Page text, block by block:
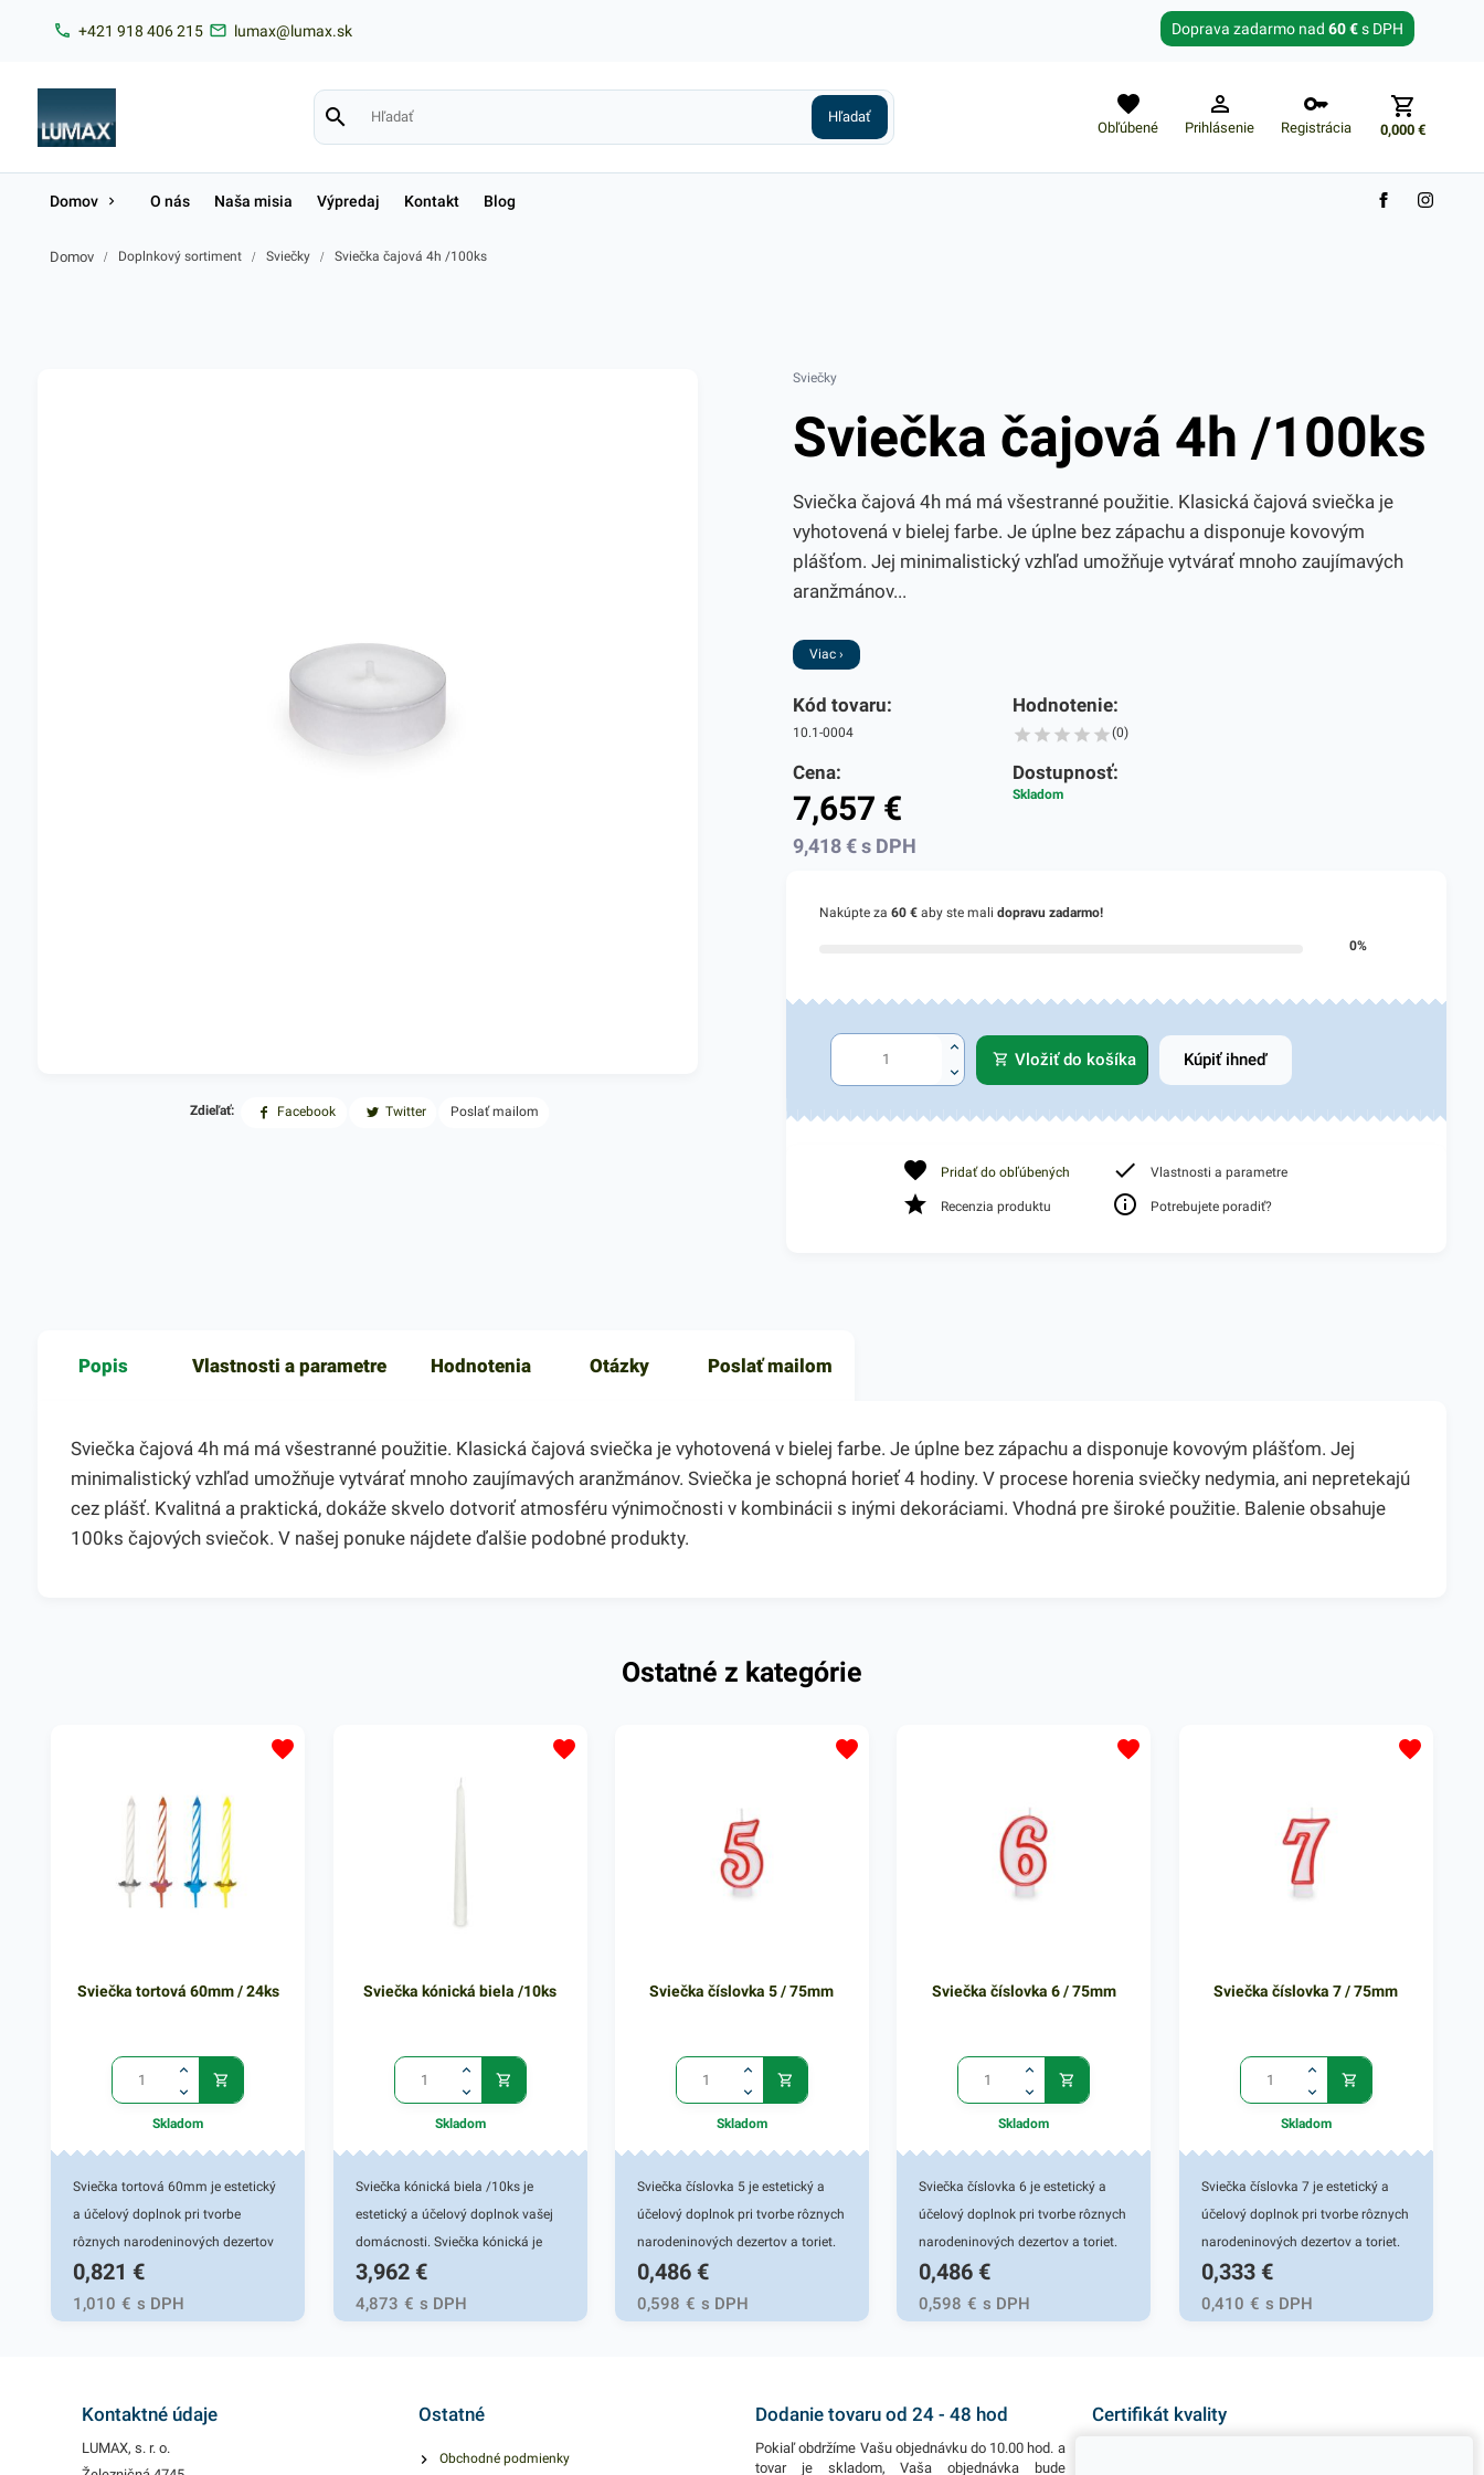
+421 918 406 215 lumax@lumax.sk Doprava zadarmo nad 60 €s DPH
Obľúbené Prihlásenie Registrácia 0,000€
Zabudnuté heslo?
Domov O nás Naša misia Výpredaj Kontakt Blog
Domov / Doplnkový sortiment / Sviečky / Sviečka čajová 4h /100ks
Zdieľať: Facebook Twitter Poslať mailom
Sviečky
Sviečka čajová 4h /100ks
Sviečka čajová 4h má má všestranné použitie. Klasická čajová sviečka je
vyhotovená v bielej farbe. Je úplne bez zápachu a disponuje kovovým
plášťom. Jej minimalistický vzhľad umožňuje vytvárať mnoho zaujímavých
aranžmánov...
Viac ›
Kód tovaru:
10.1-0004
Hodnotenie:
(0)
Cena:
7,657 €
9,418€s DPH
Dostupnosť:
Skladom
Nakúpte za 60 €aby ste mali dopravu zadarmo!
0%
Vložiť do košíka Kúpiť ihneď
Pridať do obľúbených Vlastnosti a parametre
Recenzia produktu Potrebujete poradiť?
Popis Vlastnosti a parametre Hodnotenia Otázky Poslať mailom
Sviečka čajová 4h má má všestranné použitie. Klasická čajová sviečka je vyhotovená v bielej farbe. Je úplne bez zápachu a disponuje kovovým plášťom. Jej
minimalistický vzhľad umožňuje vytvárať mnoho zaujímavých aranžmánov. Sviečka je schopná horieť 4 hodiny. V procese horenia sviečky nedymia, ani nepretekajú
cez plášť. Kvalitná a praktická, dokáže skvelo dotvoriť atmosféru výnimočnosti v kombinácii s inými dekoráciami. Vhodná pre široké použitie. Balenie obsahuje
100ks čajových sviečok. V našej ponuke nájdete ďalšie podobné produkty.
Ostatné z kategórie
Sviečka tortová 60mm / 24ks
Skladom
Sviečka tortová 60mm je estetický
a účelový doplnok pri tvorbe
rôznych narodeninových dezertov
a toriet. Tortová sviečka so
stojančekom je vhodná pre rôzne
cukrárenské prevádzky a domáce
atmosféru. V procese horenia
praktická, dokáže dať priestoru
0,821 €
1,010 € s DPH
Sviečka kónická biela /10ks
Skladom
Sviečka kónická biela /10ks je
estetický a účelový doplnok vašej
domácnosti. Sviečka kónická je
dostupná v rôznych farebných
prevedeniach. Kvalitná a praktická,
dokáže dať priestoru výnimočnosť
tvare kužeľa je nekvapkajúca a bez
dobou horenia až 8 hodín. Vhodná
3,962 €
4,873 € s DPH
Sviečka číslovka 5 / 75mm
Skladom
Sviečka číslovka 5 je estetický a
účelový doplnok pri tvorbe rôznych
narodeninových dezertov a toriet.
Číslová sviečka je vhodná pre
rôzne cukrárenské prevádzky a
domáce použitie. Číslovková
horenia nedymí ani nepreteká.
priestoru výnimočnosť v
0,486 €
0,598 € s DPH
Sviečka číslovka 6 / 75mm
Skladom
Sviečka číslovka 6 je estetický a
účelový doplnok pri tvorbe rôznych
narodeninových dezertov a toriet.
Číslová sviečka je vhodná pre
rôzne cukrárenské prevádzky a
domáce použitie. Číslovková
horenia nedymí ani nepreteká.
atmosfére výnimočnosť v
0,486 €
0,598 € s DPH
Sviečka číslovka 7 / 75mm
Skladom
Sviečka číslovka 7 je estetický a
účelový doplnok pri tvorbe rôznych
narodeninových dezertov a toriet.
Číslová sviečka je vhodná pre
rôzne cukrárenské prevádzky a
domáce použitie. Číslovková
horenia nedymí ani nepreteká.
0,333 €
0,410 € s DPH
Kontaktné údaje
LUMAX, s. r. o.
Ostatné
Obchodné podmienky
Dodanie tovaru od 24 - 48 hod
Pokiaľ obdržíme Vašu objednávku do 10.00 hod. a
tovar je skladom, Vaša objednávka bude
Certifikát kvality